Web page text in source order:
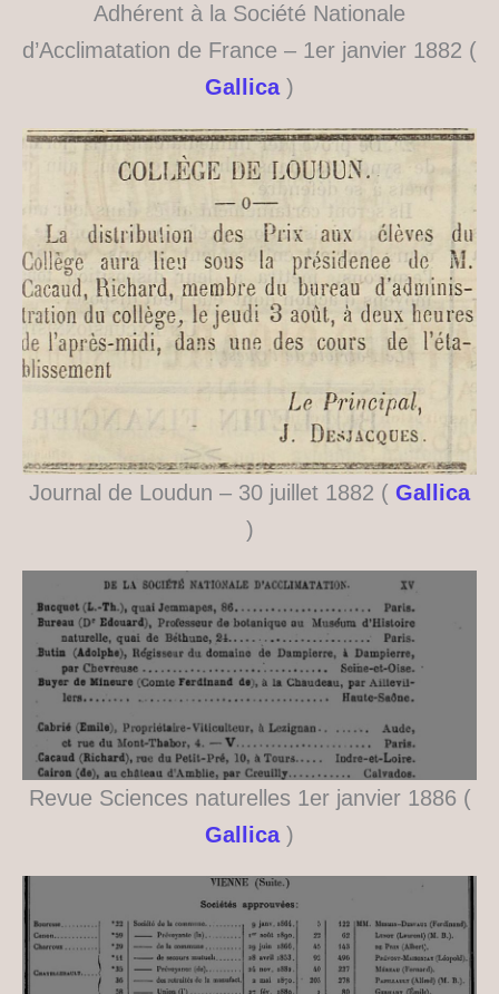
Adhérent à la Société Nationale
d’Acclimatation de France – 1er janvier 1882 (
Gallica )
Journal de Loudun – 30 juillet 1882 ( Gallica
)
Revue Sciences naturelles 1er janvier 1886 (
Gallica )